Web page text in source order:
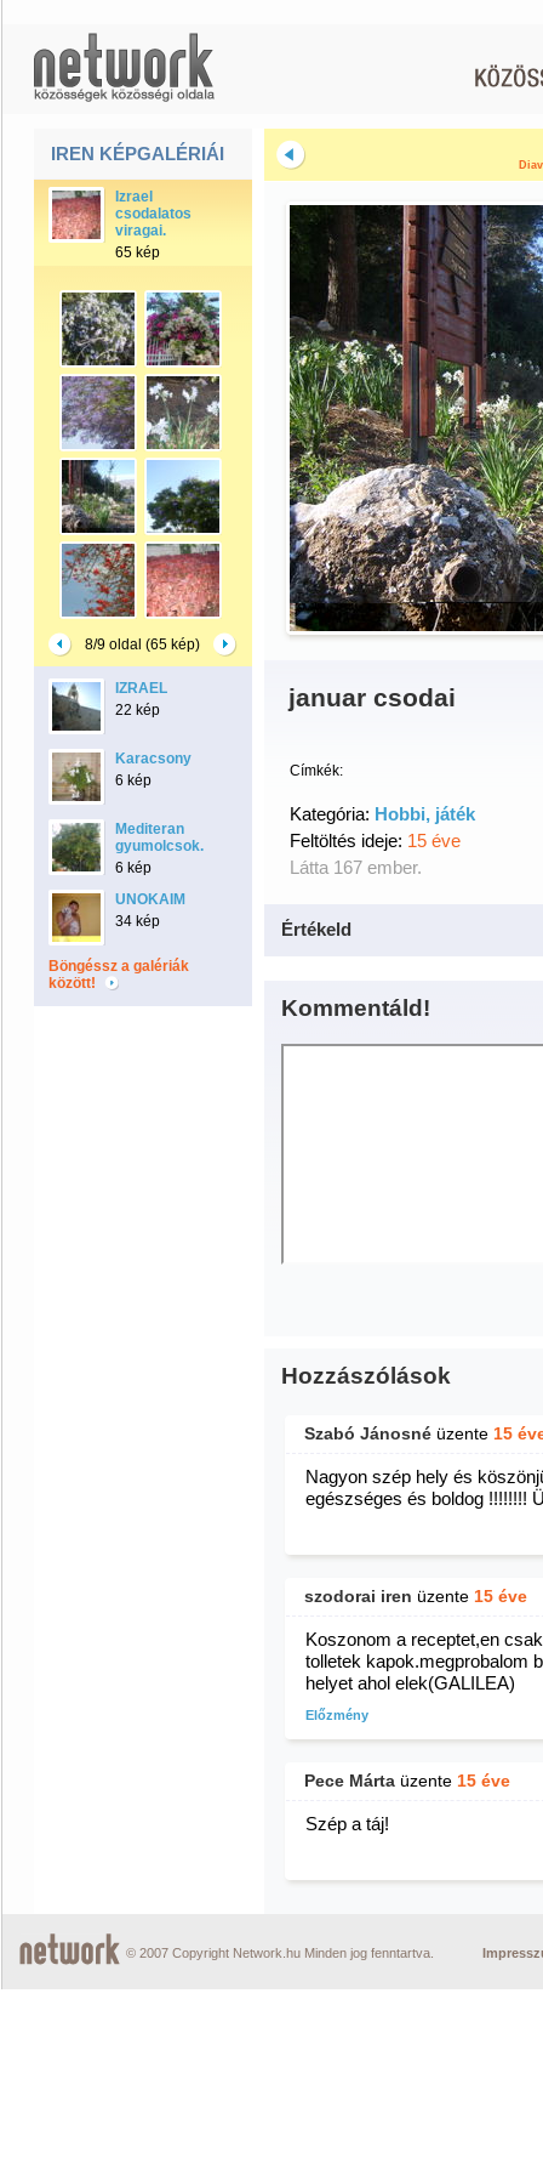
IREN KÉPGALÉRIÁI
Izrael
csodalatos
viragai.
65 kép
8/9 oldal (65 kép)
IZRAEL
22 kép
Karacsony
6 kép
Mediteran
gyumolcsok.
6 kép
UNOKAIM
34 kép
Böngéssz a galériák
között!
januar csodai
Címkék:
Kategória: Hobbi, játék
Feltöltés ideje: 15 éve
Látta 167 ember.
Értékeld
Kommentáld!
Hozzászólások
Szabó Jánosné üzente 15
Nagyon szép hely és
egészséges és boldog !!!!!!!!
szodorai iren üzente 15 éve
Koszonom a receptet,en
tolletek kapok.megprobalom
helyet ahol elek(GALILEA)
Előzmény
Pece Márta üzente 15 éve
Szép a táj!
© 2007 Copyright Network.hu Minden jog fenntartva.